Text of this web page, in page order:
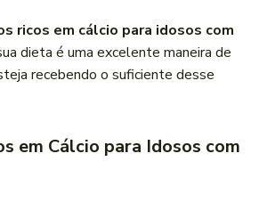
ricos em cálcio para idosos com
dieta é uma excelente maneira de
recebendo o suficiente desse
em Cálcio para Idosos com